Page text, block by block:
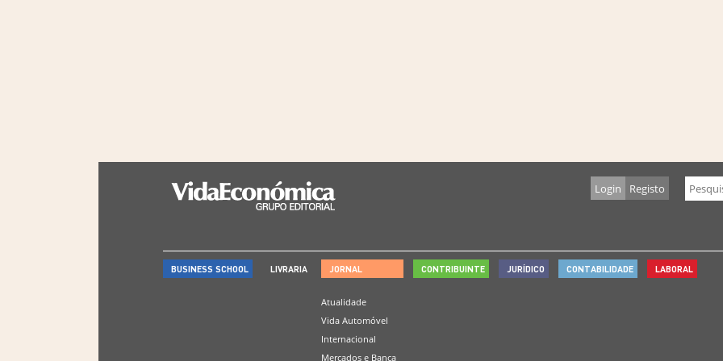
Login Registo
BUSINESS SCHOOL LIVRARIA JORNAL
Atualidade
Vida Automóvel
Internacional
Mercados e Banca
CONTRIBUINTE JURÍDICO CONTABILIDADE LABORAL